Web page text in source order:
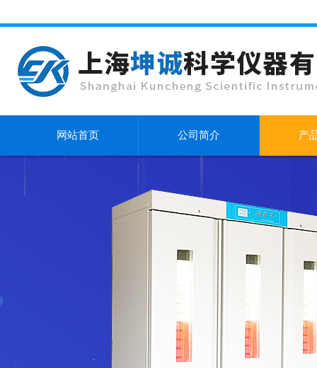
网站首页 公司简介 产